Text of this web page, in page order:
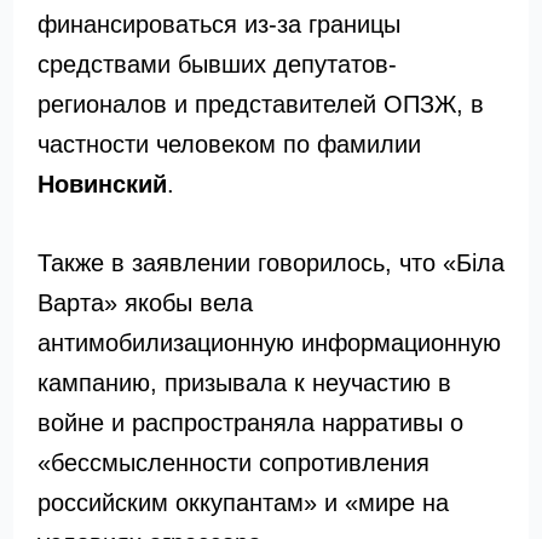
финансироваться из-за границы
средствами бывших депутатов-
регионалов и представителей ОПЗЖ, в
частности человеком по фамилии
Новинский.
Также в заявлении говорилось, что «Біла
Варта» якобы вела
антимобилизационную информационную
кампанию, призывала к неучастию в
войне и распространяла нарративы о
«бессмысленности сопротивления
российским оккупантам» и «мире на